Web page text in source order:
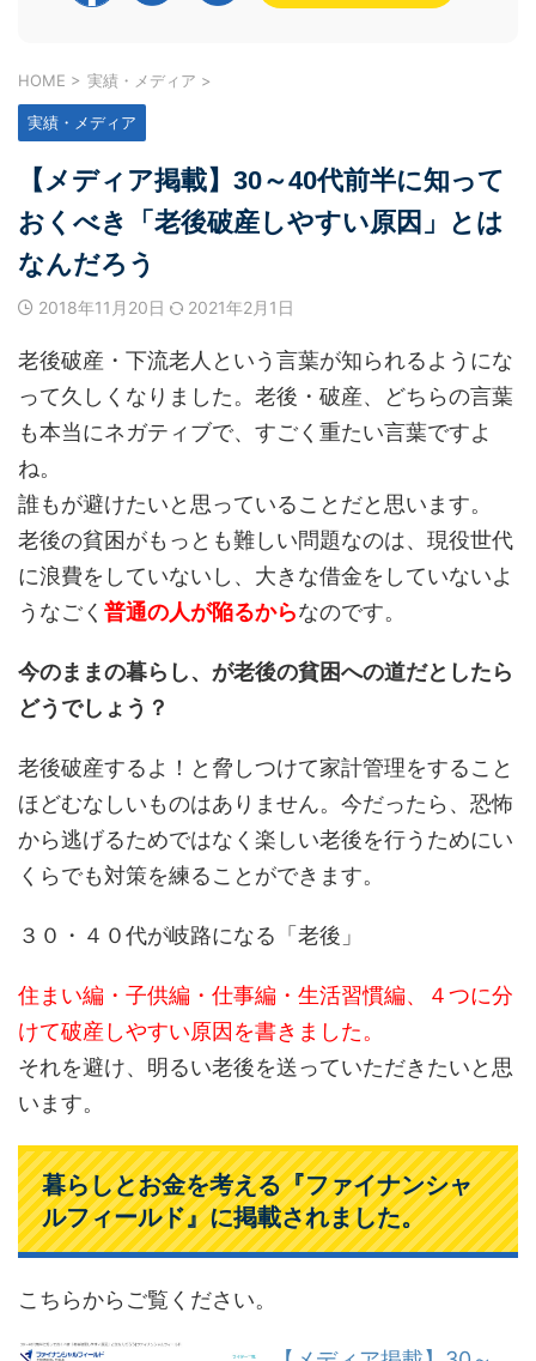
HOME > 実績・メディア >
実績・メディア
【メディア掲載】30～40代前半に知って
おくべき「老後破産しやすい原因」とは
なんだろう
2018年11月20日 2021年2月1日
老後破産・下流老人という言葉が知られるようにな
って久しくなりました。老後・破産、どちらの言葉
も本当にネガティブで、すごく重たい言葉ですよ
ね。
誰もが避けたいと思っていることだと思います。
老後の貧困がもっとも難しい問題なのは、現役世代
に浪費をしていないし、大きな借金をしていないよ
うなごく 普通の人が陥るからなのです。
今のままの暮らし、が老後の貧困への道だとしたら
どうでしょう？
老後破産するよ！と脅しつけて家計管理をすること
ほどむなしいものはありません。今だったら、恐怖
から逃げるためではなく楽しい老後を行うためにい
くらでも対策を練ることができます。
３０・４０代が岐路になる「老後」
住まい編・子供編・仕事編・生活習慣編、４つに分
けて破産しやすい原因を書きました。
それを避け、明るい老後を送っていただきたいと思
います。
暮らしとお金を考える『ファイナンシャ
ルフィールド』に掲載されました。
こちらからご覧ください。